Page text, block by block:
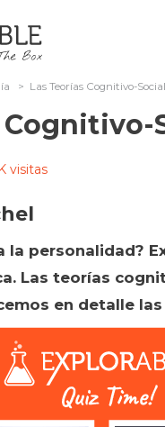
> Las Teorías Cognitivo-
visitas
la personalidad?
Las teorías
en detalle